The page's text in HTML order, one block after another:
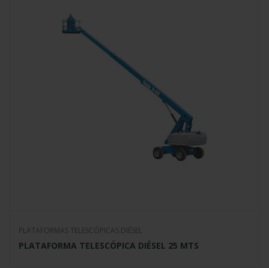
PLATAFORMAS TELESCÓPICAS DIÉSEL
PLATAFORMA TELESCÓPICA DIÉSEL 25 MTS